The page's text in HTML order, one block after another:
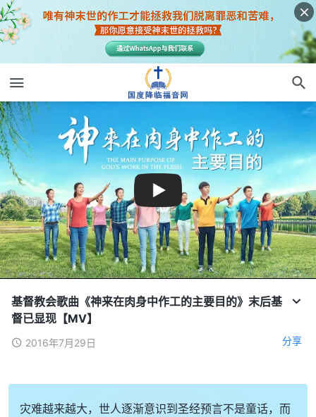
基督教会歌曲《神来在肉身中作工的主要目的》末后基
督已显现【MV】
2016年7月29日 分享
灾难越来越大，世人逐渐意识到圣经预言不是童话，而